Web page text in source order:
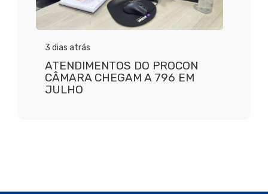
3 dias atrás
ATENDIMENTOS DO PROCON
CÂMARA CHEGAM A 796 EM
JULHO